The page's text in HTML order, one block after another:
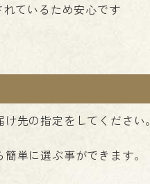
ているため安心です
先の指定をしてください。
単に選ぶ事ができます。